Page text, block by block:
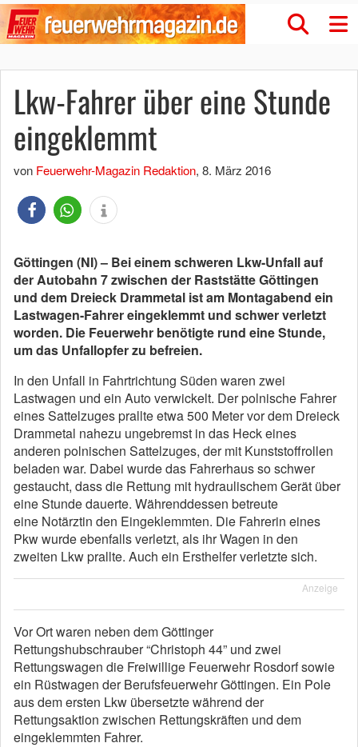
Lkw-Fahrer über eine Stunde
eingeklemmt
von Feuerwehr-Magazin Redaktion, 8. März 2016
Göttingen (NI) – Bei einem schweren Lkw-Unfall auf
der Autobahn 7 zwischen der Raststätte Göttingen
und dem Dreieck Drammetal ist am Montagabend ein
Lastwagen-Fahrer eingeklemmt und schwer verletzt
worden. Die Feuerwehr benötigte rund eine Stunde,
um das Unfallopfer zu befreien.
In den Unfall in Fahrtrichtung Süden waren zwei
Lastwagen und ein Auto verwickelt. Der polnische Fahrer
eines Sattelzuges prallte etwa 500 Meter vor dem Dreieck
Drammetal nahezu ungebremst in das Heck eines
anderen polnischen Sattelzuges, der mit Kunststoffrollen
beladen war. Dabei wurde das Fahrerhaus so schwer
gestaucht, dass die Rettung mit hydraulischem Gerät über
eine Stunde dauerte. Währenddessen betreute
eine Notärztin den Eingeklemmten. Die Fahrerin eines
Pkw wurde ebenfalls verletzt, als ihr Wagen in den
zweiten Lkw prallte. Auch ein Ersthelfer verletzte sich.
Anzeige
Vor Ort waren neben dem Göttinger
Rettungshubschrauber “Christoph 44” und zwei
Rettungswagen die Freiwillige Feuerwehr Rosdorf sowie
ein Rüstwagen der Berufsfeuerwehr Göttingen. Ein Pole
aus dem ersten Lkw übersetzte während der
Rettungsaktion zwischen Rettungskräften und dem
eingeklemmten Fahrer.